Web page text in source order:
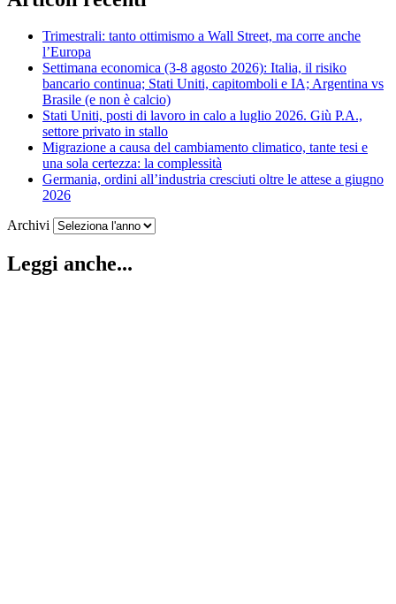
Trimestrali: tanto ottimismo a Wall Street, ma corre anche
l’Europa
Settimana economica (3-8 agosto 2026): Italia, il risiko
bancario continua; Stati Uniti, capitomboli e IA; Argentina vs
Brasile (e non è calcio)
Stati Uniti, posti di lavoro in calo a luglio 2026. Giù P.A.,
settore privato in stallo
Migrazione a causa del cambiamento climatico, tante tesi e
una sola certezza: la complessità
Germania, ordini all’industria cresciuti oltre le attese a giugno
2026
Archivi
Leggi anche...